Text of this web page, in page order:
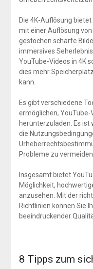
Die 4K-Auflösung
mit einer Auflösung
gestochen scharfe
immersives
YouTube-Videos in 4K
dies mehr
kann.
Es gibt verschiedene
ermöglichen, YouTube-
herunterzuladen. Es ist
die
Probleme zu vermeiden.
Insgesamt bietet
Möglichkeit,
anzusehen. Mit der
Richtlinien können Sie
beeindruckender
8 Tipps zum